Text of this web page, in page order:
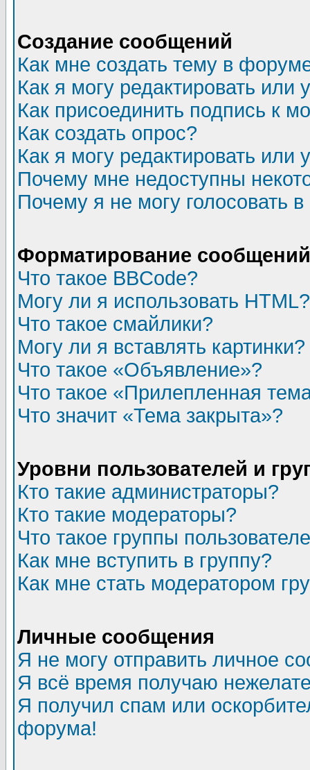
Создание сообщений
Как мне создать тему в
Как я могу редактировать или
Как присоединить подпись к
Как создать опрос?
Как я могу редактировать или
Почему мне недоступны
Почему я не могу голосовать
Форматирование
Что такое BBCode?
Могу ли я использовать HTML?
Что такое смайлики?
Могу ли я вставлять картинки?
Что такое «Объявление»?
Что такое «Прилепленная
Что значит «Тема закрыта»?
Уровни пользователей и
Кто такие администраторы?
Кто такие модераторы?
Что такое группы
Как мне вступить в группу?
Как мне стать модератором
Личные сообщения
Я не могу отправить личное
Я всё время получаю
Я получил спам или
форума!